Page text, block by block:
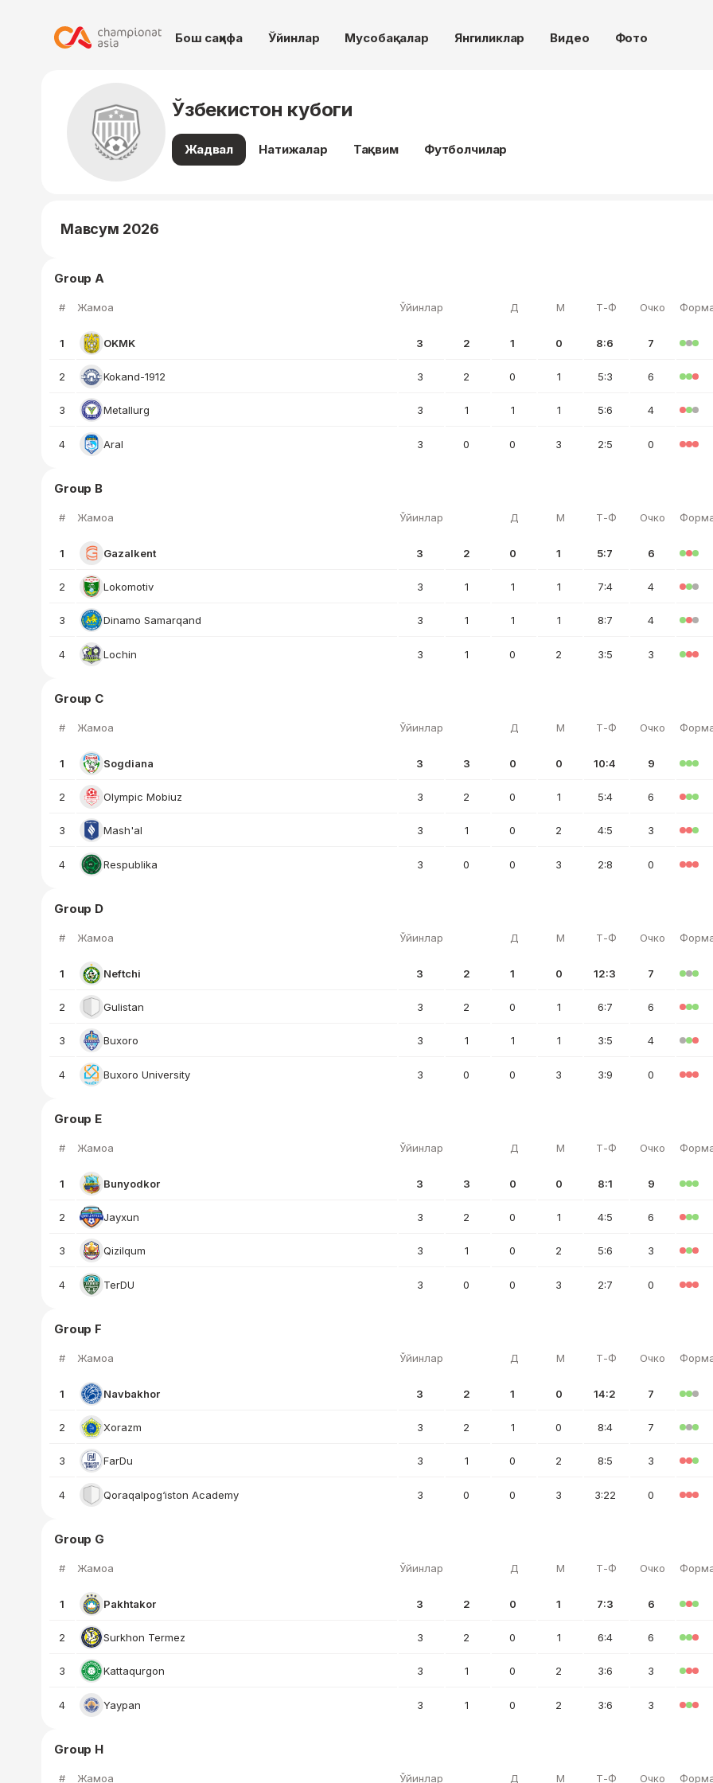
Бош саҳифа Ўйинлар Мусобақалар Янгиликлар Видео Фото
Ўзбекистон кубоги
Жадвал Натижалар Тақвим Футболчилар
Мавсум 2026
Group A
# Жамоа Ўйинлар Д М Т-Ф Очко
1 OKMK 3 2 1 0 8:6 7
2 Kokand-1912 3 2 0 1 5:3 6
3 Metallurg 3 1 1 1 5:6 4
4 Aral 3 0 0 3 2:5 0
Group B
# Жамоа Ўйинлар Д М Т-Ф Очко
1 Gazalkent 3 2 0 1 5:7 6
2 Lokomotiv 3 1 1 1 7:4 4
3 Dinamo Samarqand 3 1 1 1 8:7 4
4 Lochin 3 1 0 2 3:5 3
Group C
# Жамоа Ўйинлар Д М Т-Ф Очко
1 Sogdiana 3 3 0 0 10:4 9
2 Olympic Mobiuz 3 2 0 1 5:4 6
3 Mash'al 3 1 0 2 4:5 3
4 Respublika 3 0 0 3 2:8 0
Group D
# Жамоа Ўйинлар Д М Т-Ф Очко
1 Neftchi 3 2 1 0 12:3 7
2 Gulistan 3 2 0 1 6:7 6
3 Buxoro 3 1 1 1 3:5 4
4 Buxoro University 3 0 0 3 3:9 0
Group E
# Жамоа Ўйинлар Д М Т-Ф Очко
1 Bunyodkor 3 3 0 0 8:1 9
2 Jayxun 3 2 0 1 4:5 6
3 Qizilqum 3 1 0 2 5:6 3
4 TerDU 3 0 0 3 2:7 0
Group F
# Жамоа Ўйинлар Д М Т-Ф Очко
1 Navbakhor 3 2 1 0 14:2 7
2 Xorazm 3 2 1 0 8:4 7
3 FarDu 3 1 0 2 8:5 3
4 Qoraqalpog‘iston Academy 3 0 0 3 3:22 0
Group G
# Жамоа Ўйинлар Д М Т-Ф Очко
1 Pakhtakor 3 2 0 1 7:3 6
2 Surkhon Termez 3 2 0 1 6:4 6
3 Kattaqurgon 3 1 0 2 3:6 3
4 Yaypan 3 1 0 2 3:6 3
Group H
# Жамоа Ўйинлар Д М Т-Ф Очко